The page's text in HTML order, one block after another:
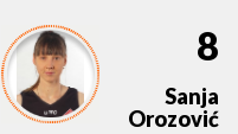
8
Sanja
Orozović